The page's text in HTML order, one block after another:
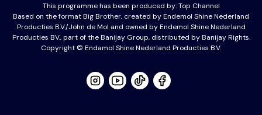
This programme has been produced by:Top Channel
Based on the format Big Brother, created by Endemol Shine Nederland
Producties B.V./John de Mol and owned by Endemol Shine Nederland
Producties BV., part of the Banijay Group, distributed by Banijay Rights.
Copyright © Endamol Shine Nederland Producties B.V.